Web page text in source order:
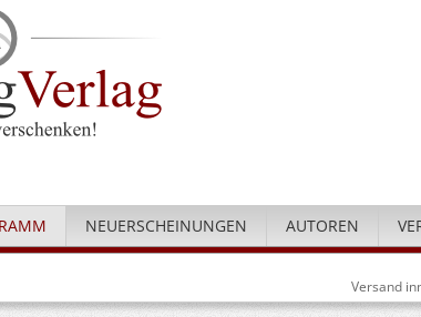
NEUERSCHEINUNGEN AUTOREN
Versand